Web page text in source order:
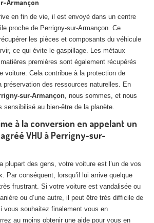
Armançon
en fin de vie, il est envoyé dans un centre
proche de Perrigny-sur-Armançon. Ce
les pièces et composants du véhicule
ce qui évite le gaspillage. Les métaux
premières sont également récupérés
voiture. Cela contribue à la protection de
préservation des ressources naturelles. En
sur-Armançon, nous sommes, et nous
sensibilisé au bien-être de la planète.
à la conversion en appelant un
VHU à Perrigny-sur-
plupart des gens, votre voiture est l’un de vos
Par conséquent, lorsqu’il lui arrive quelque
frustrant. Si votre voiture est vandalisée ou
ou d’une autre, il peut être très difficile de
vous souhaitez finalement vous en
au moins obtenir une aide pour vous en